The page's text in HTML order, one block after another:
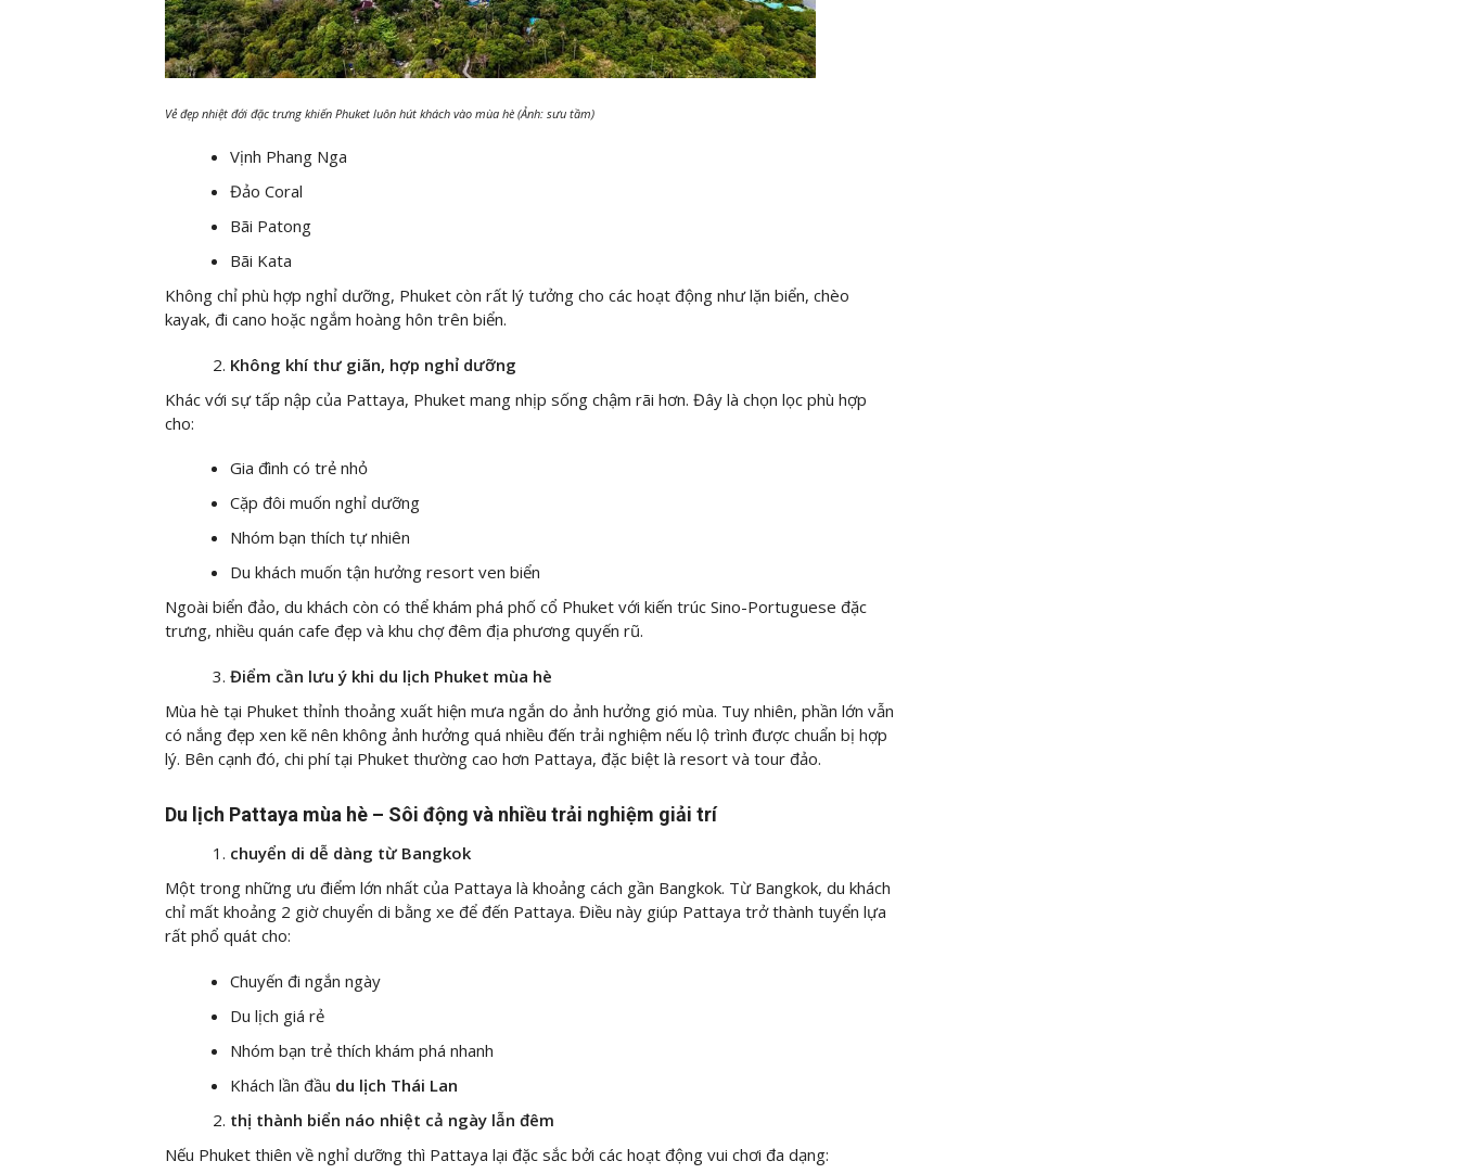
Vẻ đẹp nhiệt đới đặc trưng khiến Phuket luôn hút khách vào mùa hè (Ảnh: sưu tầm)
Vịnh Phang Nga
Đảo Coral
Bãi Patong
Bãi Kata
Không chỉ phù hợp nghỉ dưỡng, Phuket còn rất lý tưởng cho các hoạt động như lặn biển, chèo
kayak, đi cano hoặc ngắm hoàng hôn trên biển.
Không khí thư giãn, hợp nghỉ dưỡng
Khác với sự tấp nập của Pattaya, Phuket mang nhịp sống chậm rãi hơn. Đây là chọn lọc phù hợp
cho:
Gia đình có trẻ nhỏ
Cặp đôi muốn nghỉ dưỡng
Nhóm bạn thích tự nhiên
Du khách muốn tận hưởng resort ven biển
Ngoài biển đảo, du khách còn có thể khám phá phố cổ Phuket với kiến trúc Sino-Portuguese đặc
trưng, nhiều quán cafe đẹp và khu chợ đêm địa phương quyến rũ.
Điểm cần lưu ý khi du lịch Phuket mùa hè
Mùa hè tại Phuket thỉnh thoảng xuất hiện mưa ngắn do ảnh hưởng gió mùa. Tuy nhiên, phần lớn vẫn
có nắng đẹp xen kẽ nên không ảnh hưởng quá nhiều đến trải nghiệm nếu lộ trình được chuẩn bị hợp
lý. Bên cạnh đó, chi phí tại Phuket thường cao hơn Pattaya, đặc biệt là resort và tour đảo.
Du lịch Pattaya mùa hè – Sôi động và nhiều trải nghiệm giải trí
chuyển di dễ dàng từ Bangkok
Một trong những ưu điểm lớn nhất của Pattaya là khoảng cách gần Bangkok. Từ Bangkok, du khách
chỉ mất khoảng 2 giờ chuyển di bằng xe để đến Pattaya. Điều này giúp Pattaya trở thành tuyển lựa
rất phổ quát cho:
Chuyến đi ngắn ngày
Du lịch giá rẻ
Nhóm bạn trẻ thích khám phá nhanh
Khách lần đầu du lịch Thái Lan
thị thành biển náo nhiệt cả ngày lẫn đêm
Nếu Phuket thiên về nghỉ dưỡng thì Pattaya lại đặc sắc bởi các hoạt động vui chơi đa dạng: